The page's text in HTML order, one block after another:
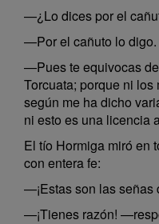
—¿Lo dices por el
—Por el cañuto lo digo.
—Pues te equivocas
Torcuata; porque ni
según me ha dicho
ni esto es una
El tío Hormiga miró en
con entera fe:
—¡Estas son las señas
—¡Tienes razón!